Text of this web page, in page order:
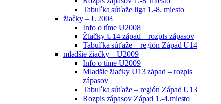
Tabuľka súťaže liga 1.-8. miesto
žiačky – U2008
Info o tíme U2008
Žiačky U14 západ – rozpis zápasov
Tabuľka súťaže – región Západ U14
mladšie žiačky – U2009
Info o tíme U2009
Mladšie žiačky U13 západ – rozpis
zápasov
Tabuľka súťaže – región Západ U13
Rozpis zápasov Západ 1.-4.miesto